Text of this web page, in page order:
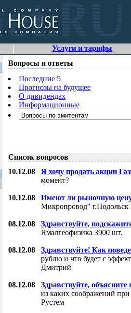
Услуги и тарифы
Вопросы и ответы
Последние 5
Прогнозы на будущее
О дивидендах
Информационные
Список вопросов
10.12.08 Я хочу продать акции
момент?
10.12.08
Имеют ли рыночную
Микропровод"
08.12.08
Здравствуйте,
Ямалгеофизика 3900 шт.
08.12.08
Здравствуйте! Как
рублю и что будет с
Дмитрий
08.12.08
Здравствуйте, объясните
из каких соображений
Рустем